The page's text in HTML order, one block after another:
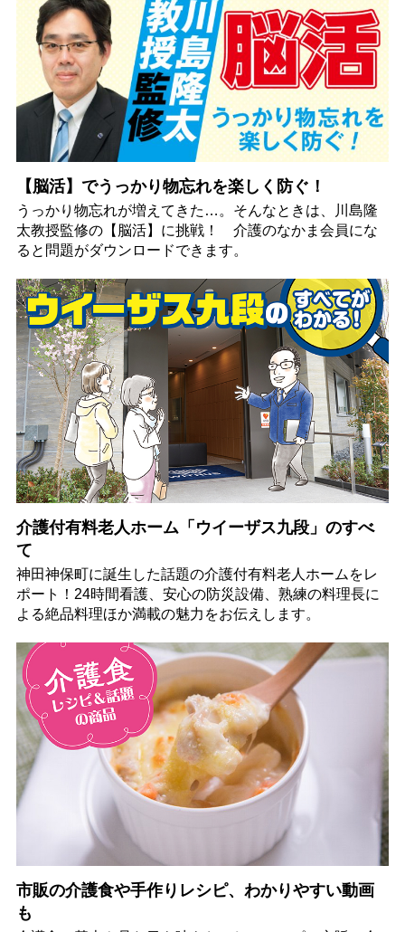
【脳活】でうっかり物忘れを楽しく防ぐ！
うっかり物忘れが増えてきた…。そんなときは、川島隆
太教授監修の【脳活】に挑戦！ 介護のなかま会員にな
ると問題がダウンロードできます。
介護付有料老人ホーム「ウイーザス九段」のすべ
て
神田神保町に誕生した話題の介護付有料老人ホームをレ
ポート！24時間看護、安心の防災設備、熟練の料理長に
よる絶品料理ほか満載の魅力をお伝えします。
市販の介護食や手作りレシピ、わかりやすい動画
も